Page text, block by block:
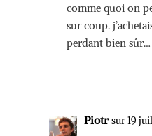
comme quoi on
sur coup.
perdant bien sûr…
Piotr sur 19